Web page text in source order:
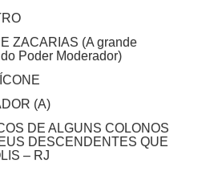
ZACARIAS (A grande
Poder Moderador)
(A)
DE ALGUNS COLONOS
DESCENDENTES QUE
– RJ